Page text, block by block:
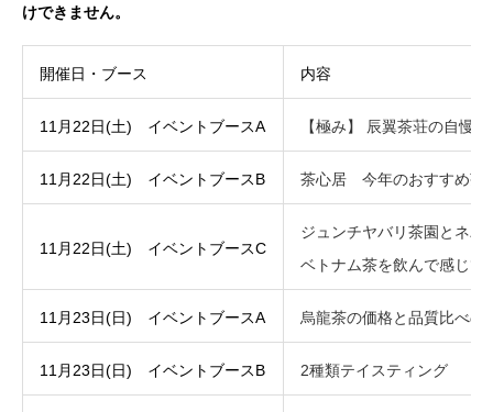
けできません。
開催日・ブース 内容
11月22日(土) イベントブースA 【極み】 辰翼茶荘の自慢
11月22日(土) イベントブースB 茶心居 今年のおすすめ茶
11月22日(土) イベントブースC
ジュンチヤバリ茶園とネパ
ベトナム茶を飲んで感じて
11月23日(日) イベントブースA 烏龍茶の価格と品質比べの
11月23日(日) イベントブースB 2種類テイスティング